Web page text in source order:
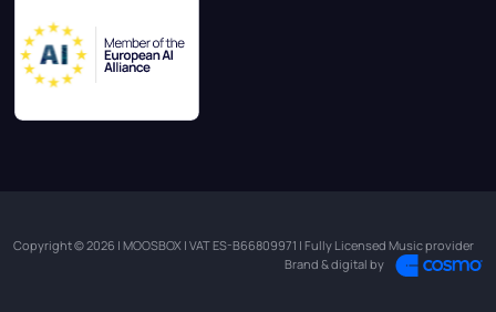
Copyright © 2026 | MOOSBOX | VAT ES-B66809971 | Fully Licensed Music provider
Brand & digital by